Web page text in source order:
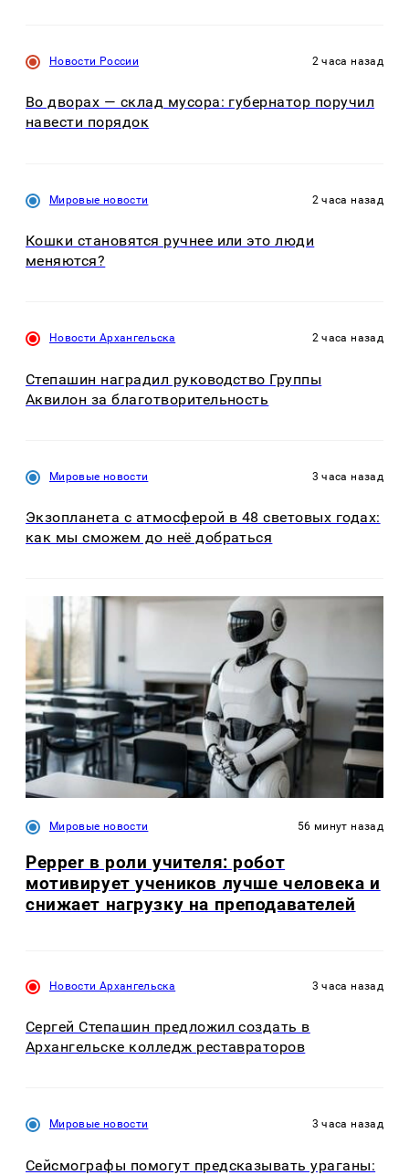
Новости России 2 часа назад
Во дворах — склад мусора: губернатор поручил
навести порядок
Мировые новости 2 часа назад
Кошки становятся ручнее или это люди
меняются?
Новости Архангельска 2 часа назад
Степашин наградил руководство Группы
Аквилон за благотворительность
Мировые новости 3 часа назад
Экзопланета с атмосферой в 48 световых годах:
как мы сможем до неё добраться
Мировые новости 56 минут назад
Pepper в роли учителя: робот
мотивирует учеников лучше человека и
снижает нагрузку на преподавателей
Новости Архангельска 3 часа назад
Сергей Степашин предложил создать в
Архангельске колледж реставраторов
Мировые новости 3 часа назад
Сейсмографы помогут предсказывать ураганы: